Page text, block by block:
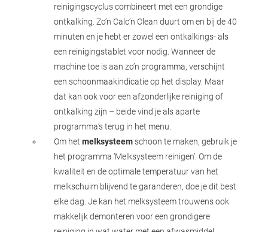
reinigingscyclus combineert met een grondige
ontkalking. Zo’n Calc’n Clean duurt om en bij de 40
minuten en je hebt er zowel een ontkalkings- als
een reinigingstablet voor nodig. Wanneer de
machine toe is aan zo’n programma, verschijnt
een schoonmaakindicatie op het display. Maar
dat kan ook voor een afzonderlijke reiniging of
ontkalking zijn – beide vind je als aparte
programma’s terug in het menu.
Om hetmelksysteemschoon te maken, gebruik je
het programma ‘Melksysteem reinigen’. Om de
kwaliteit en de optimale temperatuur van het
melkschuim blijvend te garanderen, doe je dit best
elke dag. Je kan het melksysteem trouwens ook
makkelijk demonteren voor een grondigere